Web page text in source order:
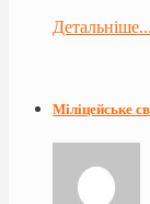
Детальніше...
Міліцейське